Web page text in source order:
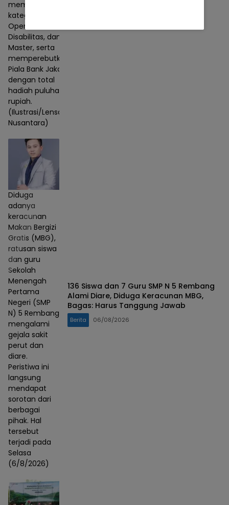
mempertandingkan
kategori SD, SMP,
Open Umum,
Disabilitas, dan
Master, serta
memperebutkan
Piala Bank Jakarta
dengan total
hadiah puluhan juta
rupiah.
(Ilustrasi/Lensa
Nusantara)
Diduga
adanya
keracunan
Makan Bergizi
Gratis (MBG),
ratusan siswa
dan guru
Sekolah
Menengah
Pertama
Negeri (SMP
N) 5 Rembang
mengalami
gejala sakit
perut dan
diare.
Peristiwa ini
langsung
mendapat
sorotan dari
berbagai
pihak. Hal
tersebut
terjadi pada
Selasa
(6/8/2026)
136 Siswa dan 7 Guru SMP N 5 Rembang
Alami Diare, Diduga Keracunan MBG,
Bagas: Harus Tanggung Jawab
Berita 06/08/2026